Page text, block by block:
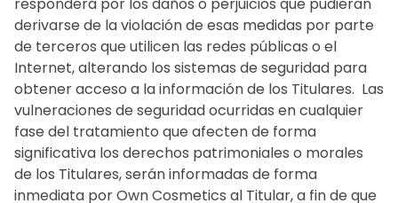
derivarse de la violación de esas medidas por parte
de terceros que utilicen las redes públicas o el
Internet, alterando los sistemas de seguridad para
obtener acceso a la información de los Titulares. ‍ Las
vulneraciones de seguridad ocurridas en cualquier
fase del tratamiento que afecten de forma
significativa los derechos patrimoniales o morales
de los Titulares, serán informadas de forma
inmediata por Own Cosmetics al Titular, a fin de que